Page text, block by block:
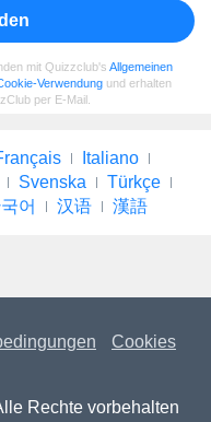
mit Quizzclub's Allgemeinen
Verwendung und erhalten
per E-Mail.
Italiano
Svenska
Türkçe
어 汉语 漢語
Cookies
Rechte vorbehalten